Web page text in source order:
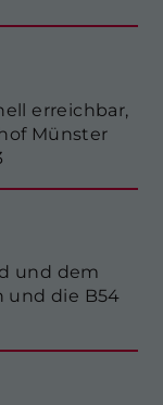
erreichbar,
Münster
und dem
und die B54